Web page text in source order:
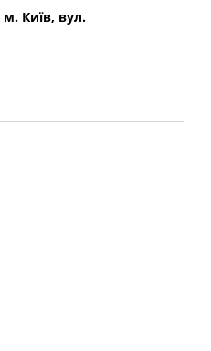
м. Київ, вул.